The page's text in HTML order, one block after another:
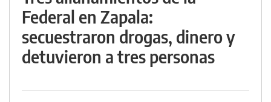
Federal en Zapala:
secuestraron drogas, dinero y
detuvieron a tres personas